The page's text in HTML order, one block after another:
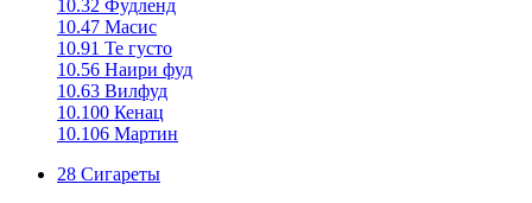
10.32 Фудленд
10.47 Масис
10.91 Те густо
10.56 Наири фуд
10.63 Вилфуд
10.100 Кенац
10.106 Мартин
28 Сигареты